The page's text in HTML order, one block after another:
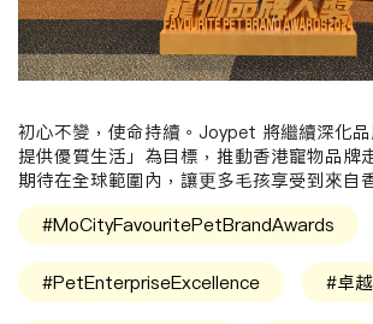
初心不變，使命持續。 Joypet 將繼續深化
提供優質生活」為目標，推動香港寵物品牌
期待在全球範圍內，讓更多毛孩享受到來自
#MoCityFavouritePetBrandAwards
#PetEnterpriseExcellence #卓